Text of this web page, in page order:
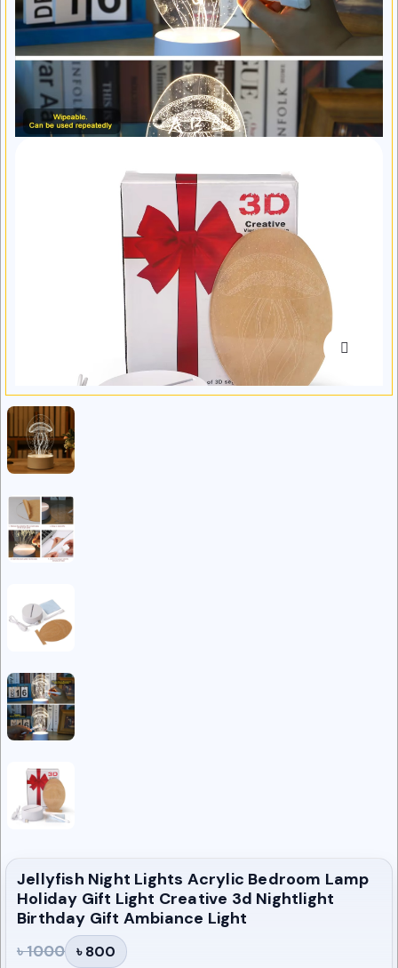
Jellyfish Night Lights Acrylic Bedroom Lamp
Holiday Gift Light Creative 3d Nightlight
Birthday Gift Ambiance Light
৳ 1000 ৳ 800